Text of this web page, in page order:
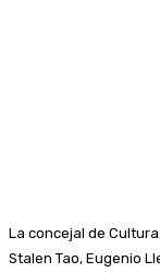
La concejal de
Stalen Tao, Eugenio